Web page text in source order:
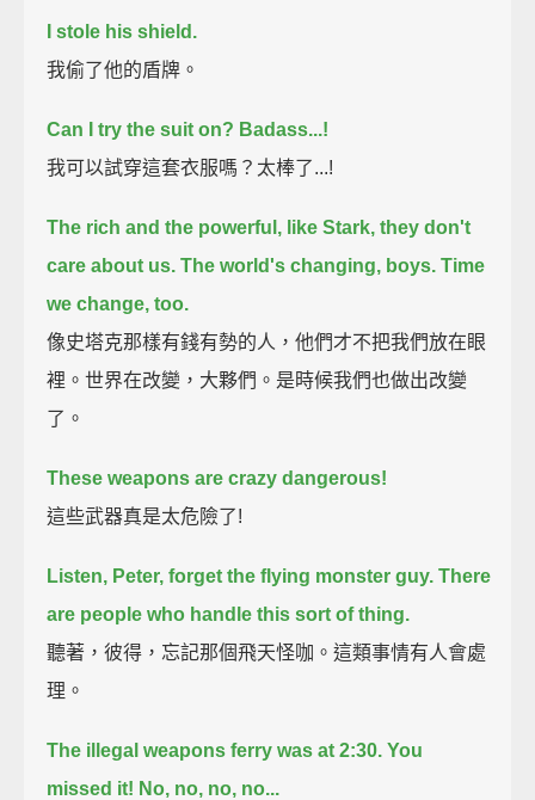
I stole his shield.
我偷了他的盾牌。
Can I try the suit on? Badass...!
我可以試穿這套衣服嗎？太棒了...!
The rich and the powerful, like Stark, they don't
care about us. The world's changing, boys. Time
we change, too.
像史塔克那樣有錢有勢的人，他們才不把我們放在眼
裡。世界在改變，大夥們。是時候我們也做出改變
了。
These weapons are crazy dangerous!
這些武器真是太危險了!
Listen, Peter, forget the flying monster guy. There
are people who handle this sort of thing.
聽著，彼得，忘記那個飛天怪咖。這類事情有人會處
理。
The illegal weapons ferry was at 2:30. You
missed it! No, no, no, no...